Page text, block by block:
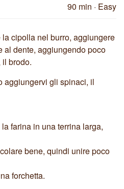
90 min · Easy
cipolla nel burro, aggiungere
al dente, aggiungendo poco
brodo.
aggiungervi gli spinaci, il
farina in una terrina larga,
bene, quindi unire poco
forchetta.